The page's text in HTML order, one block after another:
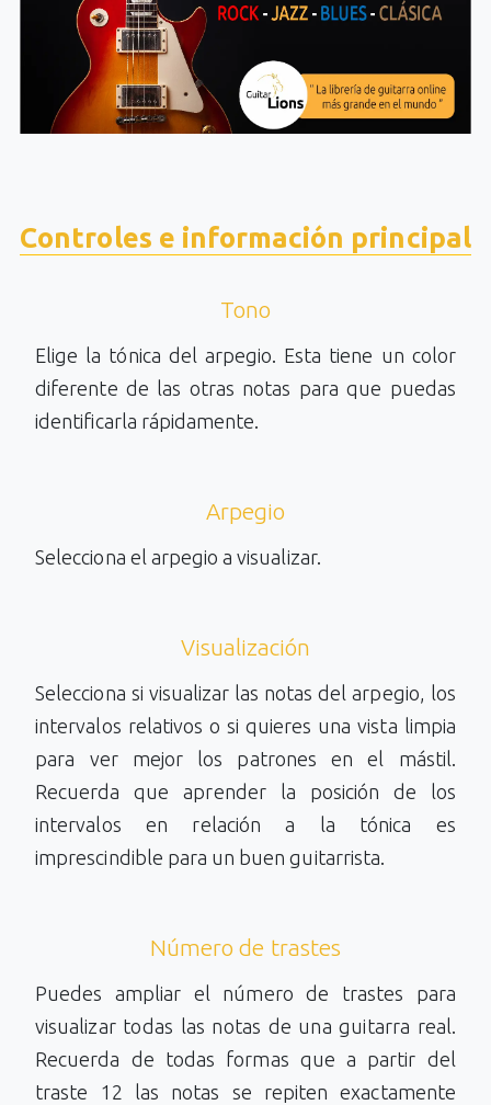
Controles e información principal
Tono
Elige la tónica del arpegio. Esta tiene un color
diferente de las otras notas para que puedas
identificarla rápidamente.
Arpegio
Selecciona el arpegio a visualizar.
Visualización
Selecciona si visualizar las notas del arpegio, los
intervalos relativos o si quieres una vista limpia
para ver mejor los patrones en el mástil.
Recuerda que aprender la posición de los
intervalos en relación a la tónica es
imprescindible para un buen guitarrista.
Número de trastes
Puedes ampliar el número de trastes para
visualizar todas las notas de una guitarra real.
Recuerda de todas formas que a partir del
traste 12 las notas se repiten exactamente